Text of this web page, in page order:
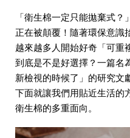
「衛生棉一定只能拋棄式
正在被顛覆！隨著環保意識
越來越多人開始好奇「可重
到底是不是好選擇？一篇名
新檢視的時候了」的研究文
下面就讓我們用貼近生活的
衛生棉的多重面向。